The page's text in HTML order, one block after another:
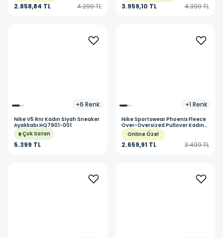
2.858,84 TL 4.299 TL 3.959,10 TL 4.399 TL
+6 Renk
NikeV5 Rnr Kadın Siyah Sneaker
Ayakkabı HQ7901-001
Çok Satan
5.399 TL
+1 Renk
NikeSportswear Phoenix Fleece
Over-Oversized Pullover Kadın
Gri Günlük Stil Sweatshirt
DQ5858-063
Online Özel
2.659,91 TL 3.499 TL